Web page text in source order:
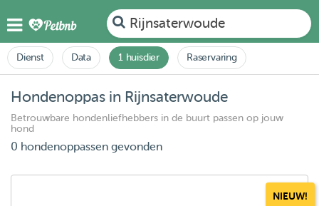
Rijnsaterwoude
Dienst Data 1 huisdier Raservaring
Hondenoppas in Rijnsaterwoude
Betrouwbare hondenliefhebbers in de buurt passen op jouw
hond
0 hondenoppassen gevonden
NIEUW!